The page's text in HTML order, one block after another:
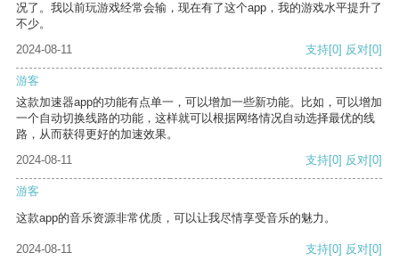
况了。我以前玩游戏经常会输，现在有了这个app，我的游戏水平提升了
不少。
2024-08-11
支持[0] 反对[0]
游客
这款加速器app的功能有点单一，可以增加一些新功能。比如，可以增加
一个自动切换线路的功能，这样就可以根据网络情况自动选择最优的线
路，从而获得更好的加速效果。
2024-08-11
支持[0] 反对[0]
游客
这款app的音乐资源非常优质，可以让我尽情享受音乐的魅力。
2024-08-11 支持[0] 反对[0]